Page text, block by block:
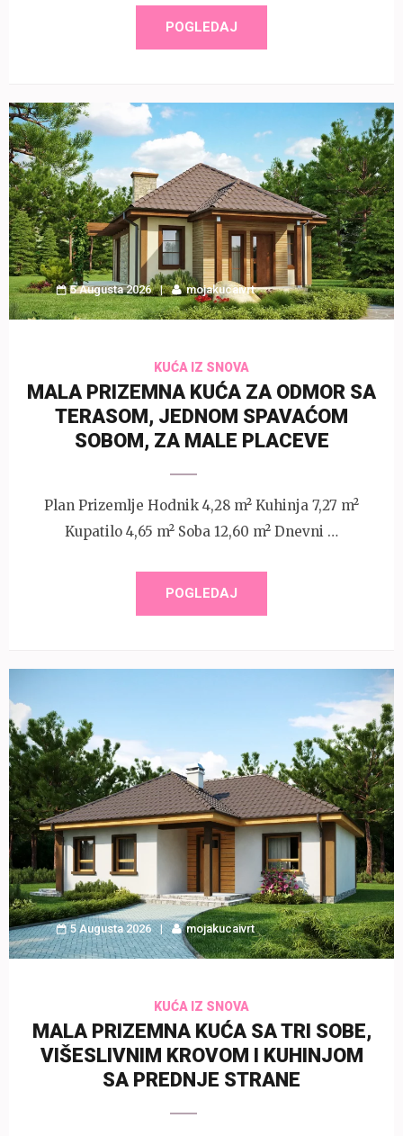
POGLEDAJ
5 Augusta 2026 mojakucaivrt
KUĆA IZ SNOVA
MALA PRIZEMNA KUĆA ZA ODMOR SA
TERASOM, JEDNOM SPAVAĆOM
SOBOM, ZA MALE PLACEVE
Plan Prizemlje Hodnik 4,28 m² Kuhinja 7,27 m²
Kupatilo 4,65 m² Soba 12,60 m² Dnevni …
POGLEDAJ
5 Augusta 2026 mojakucaivrt
KUĆA IZ SNOVA
MALA PRIZEMNA KUĆA SA TRI SOBE,
VIŠESLIVNIM KROVOM I KUHINJOM
SA PREDNJE STRANE